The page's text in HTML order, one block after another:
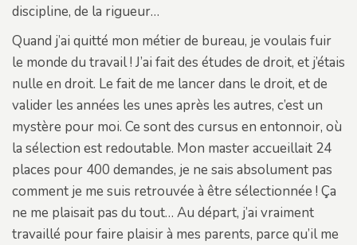
discipline, de la rigueur…
Quand j’ai quitté mon métier de bureau, je voulais fuir
le monde du travail ! J’ai fait des études de droit, et j’étais
nulle en droit. Le fait de me lancer dans le droit, et de
valider les années les unes après les autres, c’est un
mystère pour moi. Ce sont des cursus en entonnoir, où
la sélection est redoutable. Mon master accueillait 24
places pour 400 demandes, je ne sais absolument pas
comment je me suis retrouvée à être sélectionnée ! Ça
ne me plaisait pas du tout… Au départ, j’ai vraiment
travaillé pour faire plaisir à mes parents, parce qu’il me